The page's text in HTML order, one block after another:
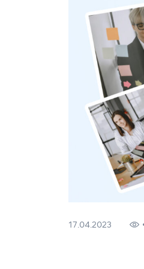
Ворота, ул. Ярославов Вал, 13/2-
CELTA
DELTA
TKT
Teaching Kids
События и
17.04.2023